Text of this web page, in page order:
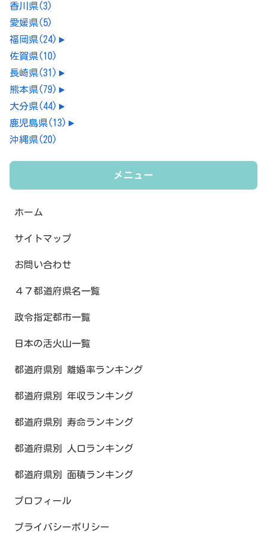
香川県(3)
愛媛県(5)
福岡県(24) ►
佐賀県(10)
長崎県(31) ►
熊本県(79) ►
大分県(44) ►
鹿児島県(13) ►
沖縄県(20)
メニュー
ホーム
サイトマップ
お問い合わせ
４７都道府県名一覧
政令指定都市一覧
日本の活火山一覧
都道府県別 離婚率ランキング
都道府県別 年収ランキング
都道府県別 寿命ランキング
都道府県別 人口ランキング
都道府県別 面積ランキング
プロフィール
プライバシーポリシー